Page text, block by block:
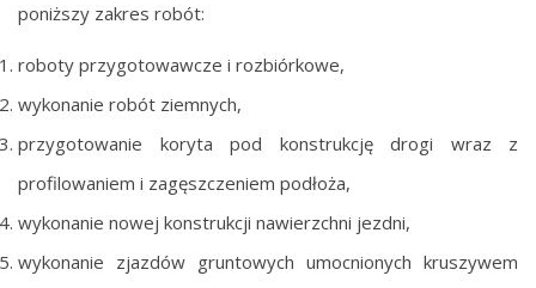
poniższy zakres robót:
roboty przygotowawcze i rozbiórkowe,
wykonanie robót ziemnych,
przygotowanie koryta pod konstrukcję drogi wraz z
profilowaniem i zagęszczeniem podłoża,
wykonanie nowej konstrukcji nawierzchni jezdni,
wykonanie zjazdów gruntowych umocnionych kruszywem